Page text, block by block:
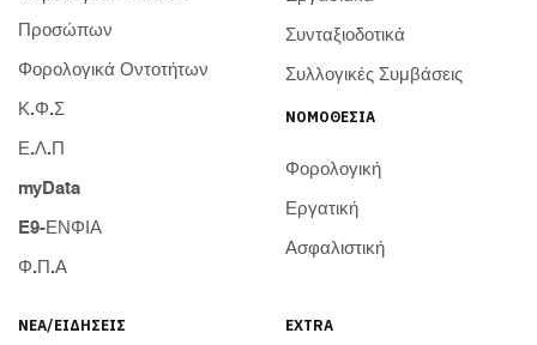
Προσώπων
Φορολογικά Οντοτήτων
Κ.Φ.Σ
Ε.Λ.Π
myData
E9-ΕΝΦΙΑ
Φ.Π.Α
Συνταξιοδοτικά
Συλλογικές Συμβάσεις
ΝΟΜΟΘΕΣΊΑ
Φορολογική
Εργατική
Ασφαλιστική
ΝΈΑ/ΕΙΔΉΣΕΙΣ EXTRA